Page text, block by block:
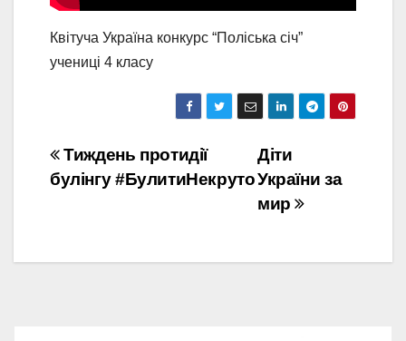
Квітуча Україна конкурс “Поліська січ”
учениці 4 класу
Навігація
записів
Діти
України за
мир
Тиждень протидії
булінгу #БулитиНекруто